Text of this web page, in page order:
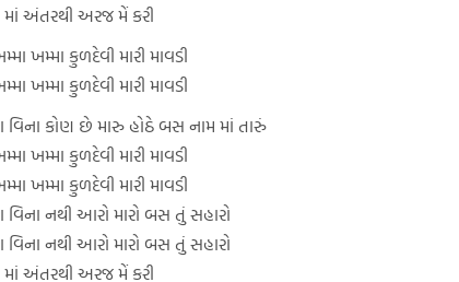
અંતરથી અરજ મેં કરી
ખમ્મા કુળદેવી મારી માવડી
ખમ્મા કુળદેવી મારી માવડી
વિના કોણ છે મારુ હોઠે બસ નામ માં તારું
ખમ્મા કુળદેવી મારી માવડી
ખમ્મા કુળદેવી મારી માવડી
વિના નથી આરો મારો બસ તું સહારો
વિના નથી આરો મારો બસ તું સહારો
અંતરથી અરજ મેં કરી